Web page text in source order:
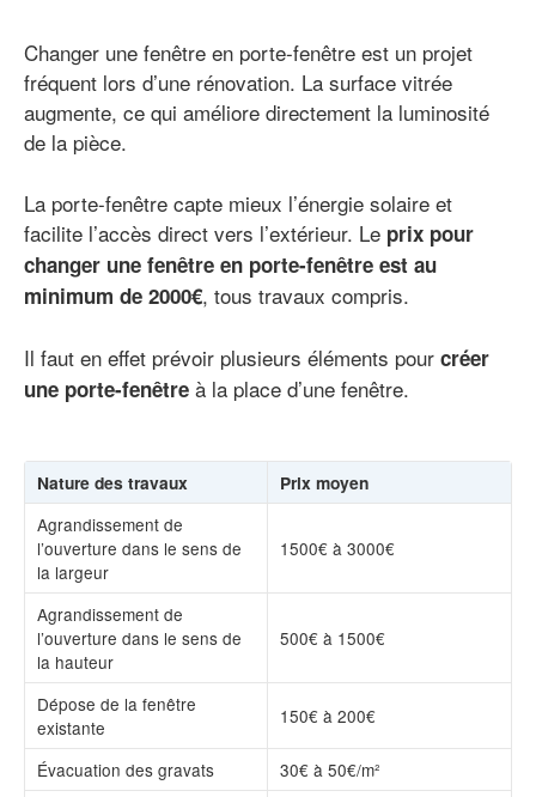
Changer une fenêtre en porte-fenêtre est un projet
fréquent lors d’une rénovation. La surface vitrée
augmente, ce qui améliore directement la luminosité
de la pièce.
La porte-fenêtre capte mieux l’énergie solaire et
facilite l’accès direct vers l’extérieur. Le prix pour
changer une fenêtre en porte-fenêtre est au
minimum de 2000€, tous travaux compris.
Il faut en effet prévoir plusieurs éléments pour créer
une porte-fenêtre à la place d’une fenêtre.
Nature des travaux
Prix moyen
Agrandissement de
l’ouverture dans le sens de
la largeur
1500€ à 3000€
Agrandissement de
l’ouverture dans le sens de
la hauteur
500€ à 1500€
Dépose de la fenêtre
existante
150€ à 200€
Évacuation des gravats
30€ à 50€/m²